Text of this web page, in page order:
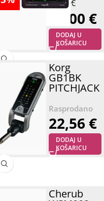
17,25€
15,00 €
DODAJ U
KOŠARICU
Korg
GB1BK
PITCHJACK
22,56 €
DODAJ U
KOŠARICU
Cherub